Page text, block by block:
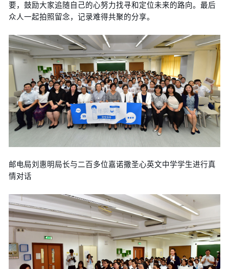
要，鼓励大家追随自己的心努力找寻和定位未来的路向。最后
众人一起拍照留念，记录难得共聚的分享。
邮电局刘惠明局长与二百多位嘉诺撒圣心英文中学学生进行真
情对话